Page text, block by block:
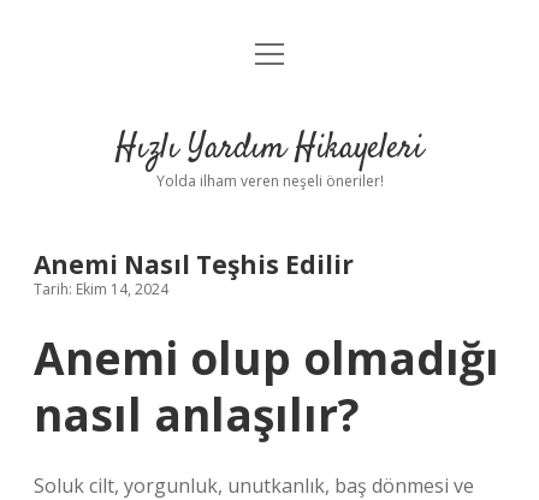
Anasayfa
Yasal Uyarı
menüyü
Hızlı Yardım Hikayeleri
Yolda ilham veren neşeli öneriler!
Anemi Nasıl Teşhis Edilir
Tarih: Ekim 14, 2024
Anemi olup olmadığı
nasıl anlaşılır?
Soluk cilt, yorgunluk, unutkanlık, baş dönmesi ve